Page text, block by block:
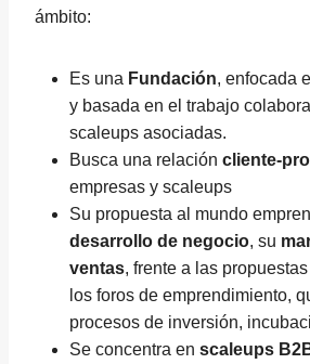
ámbito:
Es una Fundación, enfocada
y basada en el trabajo
scaleups asociadas.
Busca una relación cliente-
empresas y scaleups
Su propuesta al mundo
desarrollo de negocio, su
ventas, frente a las
los foros de emprendimiento,
procesos de inversión,
Se concentra en scaleups